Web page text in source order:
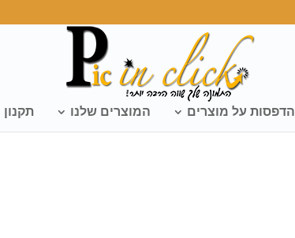
הדפסות על מוצרים המוצרים שלנו תקנון